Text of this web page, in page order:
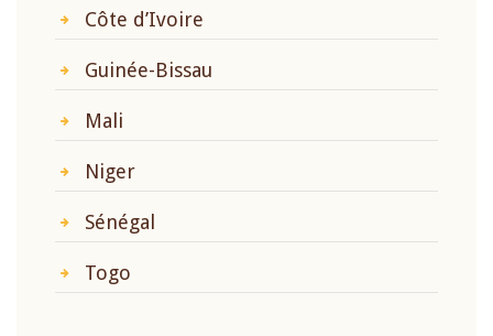
Côte d’Ivoire
Guinée-Bissau
Mali
Niger
Sénégal
Togo